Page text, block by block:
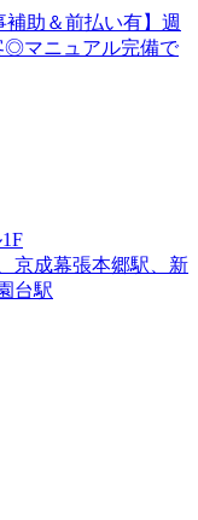
補助＆前払い有】週
◎マニュアル完備で
京成幕張本郷駅、新
台駅